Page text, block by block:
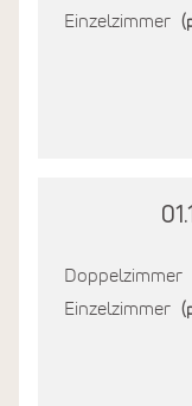
Einzelzimmer
Doppelzimmer
Einzelzimmer